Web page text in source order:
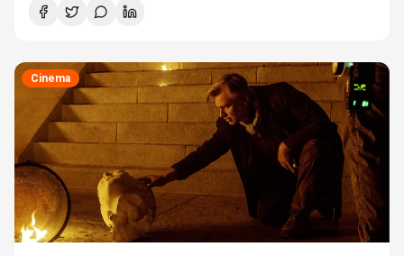
Cinema